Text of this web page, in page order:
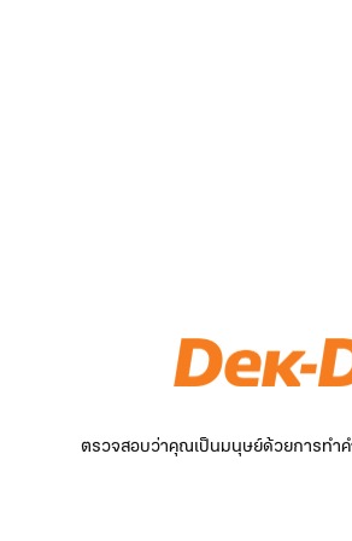
ตรวจสอบว่าคุณเป็นมนุษย์ด้วยการทำค